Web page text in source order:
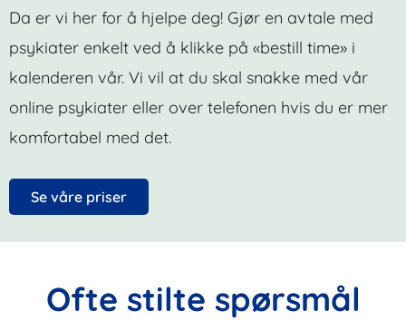
Da er vi her for å hjelpe deg! Gjør en avtale med
psykiater enkelt ved å klikke på «bestill time» i
kalenderen vår. Vi vil at du skal snakke med vår
online psykiater eller over telefonen hvis du er mer
komfortabel med det.
Se våre priser
Ofte stilte spørsmål